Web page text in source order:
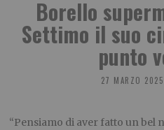
Borello
Settimo il suo
punto
27 MARZO 2025
“Pensiamo di aver fatto un bel